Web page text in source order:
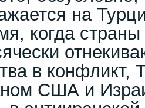
на
когда страны
в конфликт,
США и